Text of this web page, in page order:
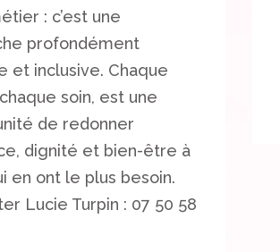
: c’est une
profondément
et inclusive. Chaque
soin, est une
de redonner
dignité et bien-être à
en ont le plus besoin.
Lucie Turpin : 07 50 58